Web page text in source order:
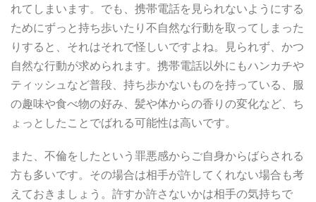
れてしまいます。でも、携帯電話を見られないようにする
ためにずっと持ち歩いたり不自然な行動を取ってしまった
りすると、それはそれで怪しいですよね。見られず、かつ
自然な行動が求められます。携帯電話以外にもハンカチや
ティッシュなど普段、持ち歩かないものを持っている、服
の趣味や食べ物の好み、髪や体からの香りの変化など、ち
ょっとしたことでばれる可能性は高いです。
また、不倫をしたという罪悪感からご自身からばらされる
方も多いです。その場合は相手が許してくれない場合も考
えておきましょう。許すか許さないかは相手の気持ちで